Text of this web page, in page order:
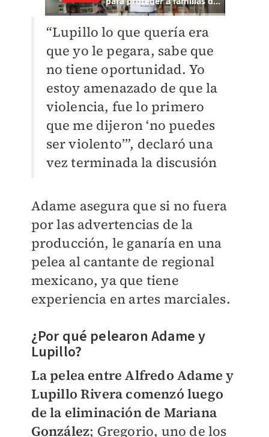
“Lupillo lo que quería era
que yo le pegara, sabe que
no tiene oportunidad. Yo
estoy amenazado de que la
violencia, fue lo primero
que me dijeron ‘no puedes
ser violento’”, declaró una
vez terminada la discusión
Adame asegura que si no fuera
por las advertencias de la
producción, le ganaría en una
pelea al cantante de regional
mexicano, ya que tiene
experiencia en artes marciales.
¿Por qué pelearon Adame y
Lupillo?
La pelea entre Alfredo Adame y
Lupillo Rivera comenzó luego
de la eliminación de Mariana
González; Gregorio, uno de los